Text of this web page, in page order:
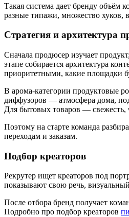
Такая система дает бренду объём
разные типажи, множество хуков,
Стратегия и архитектура
Сначала продюсер изучает
этапе собирается архитектура
приоритетными, какие площадки
В арома-категории продуктовые
диффузоров — атмосфера дома,
Для бытовых товаров — свежесть,
Поэтому на старте команда
переходам и заказам.
Подбор креаторов
Рекрутер ищет креаторов под
показывают свою речь,
После отбора бренд получает
Подробно про подбор креаторов